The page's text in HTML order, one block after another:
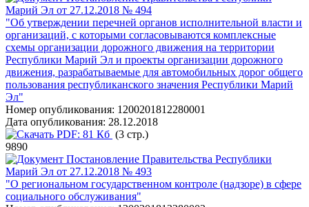
Марий Эл от 27.12.2018 № 494
"Об утверждении перечней органов исполнительной власти и
организаций, с которыми согласовываются комплексные
схемы организации дорожного движения на территории
Республики Марий Эл и проекты организации дорожного
движения, разрабатываемые для автомобильных дорог общего
пользования республиканского значения Республики Марий
Эл"
Номер опубликования: 1200201812280001
Дата опубликования: 28.12.2018
PDF: 81 Кб (3 стр.)
9890
Постановление Правительства Республики
Марий Эл от 27.12.2018 № 493
"О региональном государственном контроле (надзоре) в сфере
социального обслуживания"